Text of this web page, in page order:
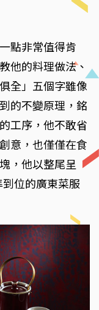
點非常值得肯
他的料理做法、
全」五個字雖像
的不變原理，銘
工序，他不敢省
意，也僅僅在食
，他以整尾呈
位的廣東菜服